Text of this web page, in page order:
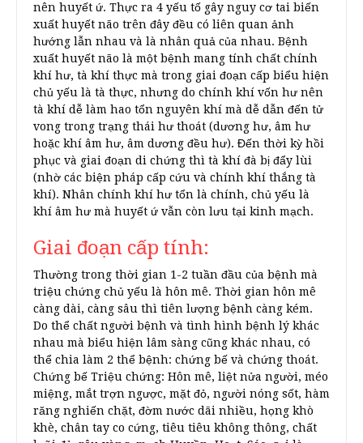
nên huyết ứ. Thực ra 4 yếu tố gây nguy cơ tai biến
xuất huyết não trên đây đều có liên quan ảnh
hướng lẫn nhau và là nhân quả của nhau. Bệnh
xuất huyết não là một bệnh mang tính chất chính
khí hư, tà khí thực mà trong giai đoạn cấp biểu hiện
chủ yếu là tà thực, nhưng do chính khí vốn hư nên
tà khí dễ làm hao tổn nguyên khí mà dễ dẫn đến tử
vong trong trạng thái hư thoát (dương hư, âm hư
hoặc khí âm hư, âm dương đều hư). Đến thời kỳ hồi
phục và giai đoạn di chứng thì tà khí đà bị đẩy lùi
(nhờ các biện pháp cấp cứu và chính khí thắng tà
khí). Nhân chính khí hư tổn là chính, chủ yếu là
khí âm hư mà huyết ứ vẫn còn lưu tại kinh mạch.
Giai đoạn cấp tính:
Thường trong thời gian 1-2 tuần đầu của bệnh mà
triệu chứng chủ yếu là hôn mê. Thời gian hôn mê
càng dài, càng sâu thì tiên lượng bệnh càng kém.
Do thể chất người bệnh và tình hình bệnh lý khác
nhau mà biểu hiện lâm sàng cũng khác nhau, có
thể chia làm 2 thể bệnh: chứng bế và chứng thoát.
Chứng bế Triệu chứng: Hôn mê, liệt nửa người, méo
miệng, mắt trợn ngược, mặt đỏ, người nóng sốt, hàm
răng nghiến chặt, đờm nước dãi nhiều, họng khò
khè, chân tay co cứng, tiêu tiêu không thông, chất